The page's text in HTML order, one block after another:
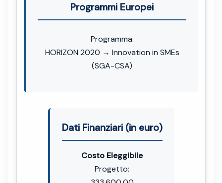
Programmi Europei
Programma:
HORIZON 2020 → Innovation in SMEs
(SGA-CSA)
Dati Finanziari (in euro)
Costo Eleggibile
Progetto: